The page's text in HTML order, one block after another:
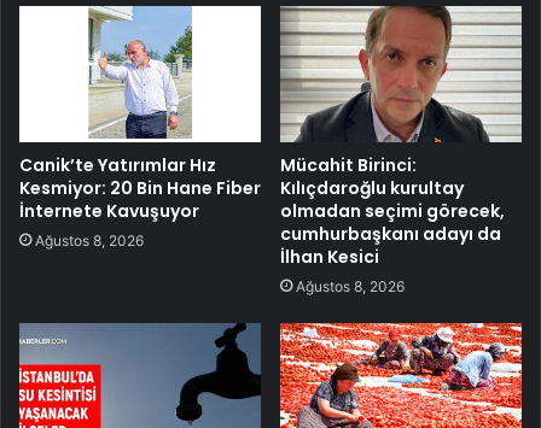
Canik’te Yatırımlar Hız
Kesmiyor: 20 Bin Hane Fiber
İnternete Kavuşuyor
Ağustos 8, 2026
Mücahit Birinci:
Kılıçdaroğlu kurultay
olmadan seçimi görecek,
cumhurbaşkanı adayı da
İlhan Kesici
Ağustos 8, 2026